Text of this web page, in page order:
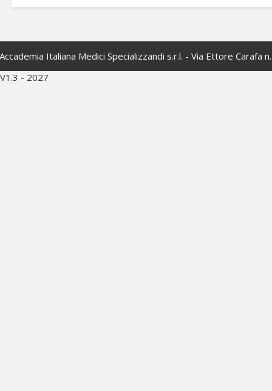
Accademia Italiana Medici Specializzandi s.r.l. - Via Ettore
V1.3 - 2027